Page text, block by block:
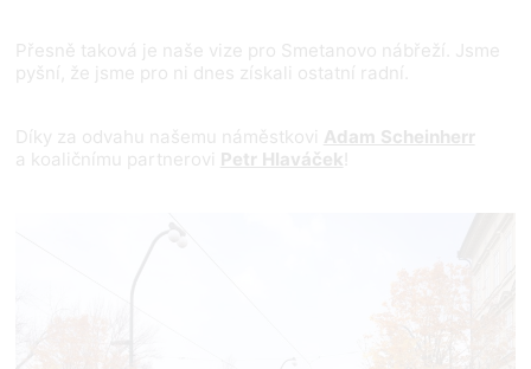
Přesně taková je naše vize pro Smetanovo nábřeží. Jsme
pyšní, že jsme pro ni dnes získali ostatní radní.
Díky za odvahu našemu náměstkovi Adam Scheinherr
a koaličnímu partnerovi Petr Hlaváček